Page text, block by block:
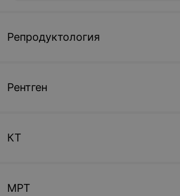
Репродуктология
Рентген
КТ
МРТ